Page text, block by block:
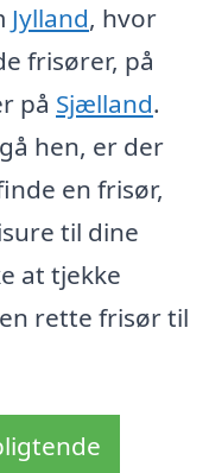
Jylland, hvor
frisører, på
på Sjælland.
hen, er der
en frisør,
til dine
at tjekke
rette frisør til